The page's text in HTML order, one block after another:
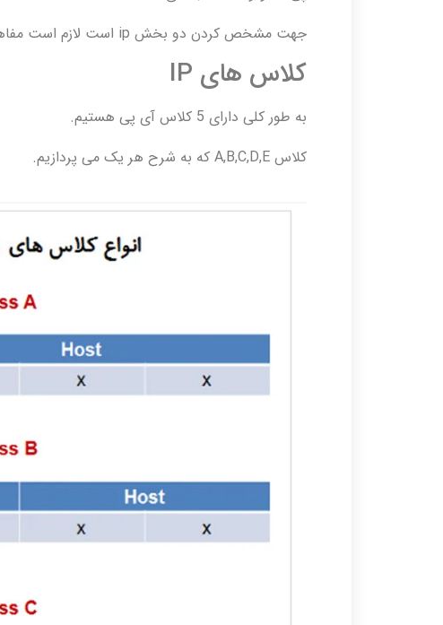
جهت مشخص کردن دو بخش ip است لازم است مفاهیمی در خصوص کلاس های آی پی بیان شود.
کلاس های IP
به طور کلی دارای 5 کلاس آی پی هستیم.
کلاس A,B,C,D,E که به شرح هر یک می پردازیم.